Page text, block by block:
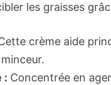
les graisses
crème aide
: Concentrée en